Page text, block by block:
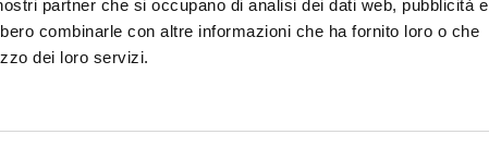
partner che si occupano di analisi dei dati web, pubblicità e
combinarle con altre informazioni che ha fornito loro o che
dei loro servizi.